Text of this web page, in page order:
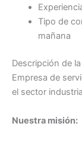
Tipo de
mañana
Descripción de
Empresa de
el sector
Nuestra misión: